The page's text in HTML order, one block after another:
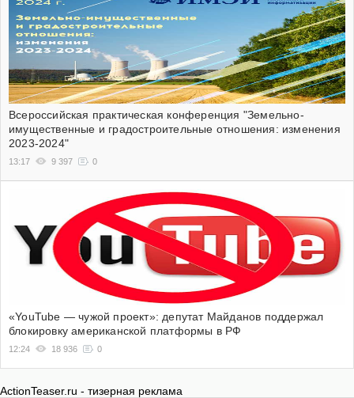
Всероссийская практическая конференция "Земельно-
имущественные и градостроительные отношения: изменения
2023-2024"
13:17 9 397 0
«YouTube — чужой проект»: депутат Майданов поддержал
блокировку американской платформы в РФ
12:24 18 936 0
ActionTeaser.ru - тизерная реклама